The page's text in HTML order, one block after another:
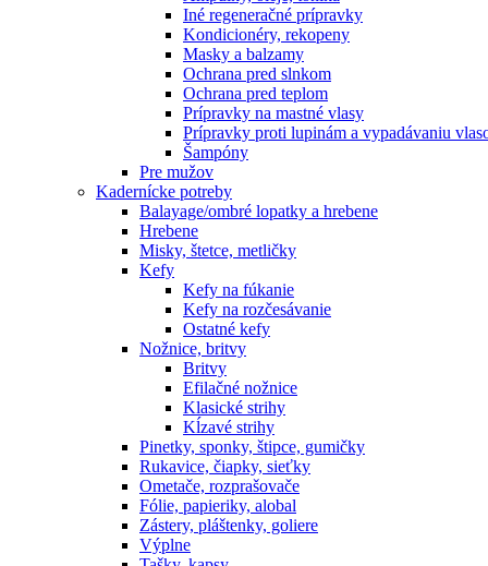
Iné regeneračné prípravky
Kondicionéry, rekopeny
Masky a balzamy
Ochrana pred slnkom
Ochrana pred teplom
Prípravky na mastné vlasy
Prípravky proti lupinám a vypadávaniu
Šampóny
Pre mužov
Kadernícke potreby
Balayage/ombré lopatky a hrebene
Hrebene
Misky, štetce, metličky
Kefy
Kefy na fúkanie
Kefy na rozčesávanie
Ostatné kefy
Nožnice, britvy
Britvy
Efilačné nožnice
Klasické strihy
Kĺzavé strihy
Pinetky, sponky, štipce, gumičky
Rukavice, čiapky, sieťky
Ometače, rozprašovače
Fólie, papieriky, alobal
Zástery, pláštenky, goliere
Výplne